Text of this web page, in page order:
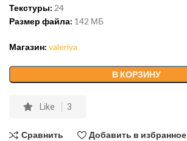
Текстуры: 24
Размер файла: 142 МБ
Магазин: valeriya
В КОРЗИНУ
Like 3
Сравнить Добавить в избранное